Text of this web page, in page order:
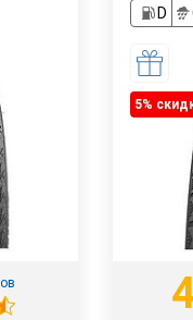
D
5%